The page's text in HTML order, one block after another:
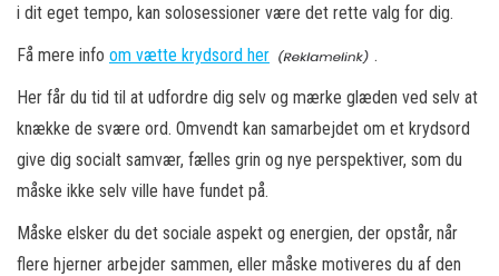
i dit eget tempo, kan solosessioner være det rette valg for dig.
Få mere info om vætte krydsord her
.
Her får du tid til at udfordre dig selv og mærke glæden ved selv at
knække de svære ord. Omvendt kan samarbejdet om et krydsord
give dig socialt samvær, fælles grin og nye perspektiver, som du
måske ikke selv ville have fundet på.
Måske elsker du det sociale aspekt og energien, der opstår, når
flere hjerner arbejder sammen, eller måske motiveres du af den